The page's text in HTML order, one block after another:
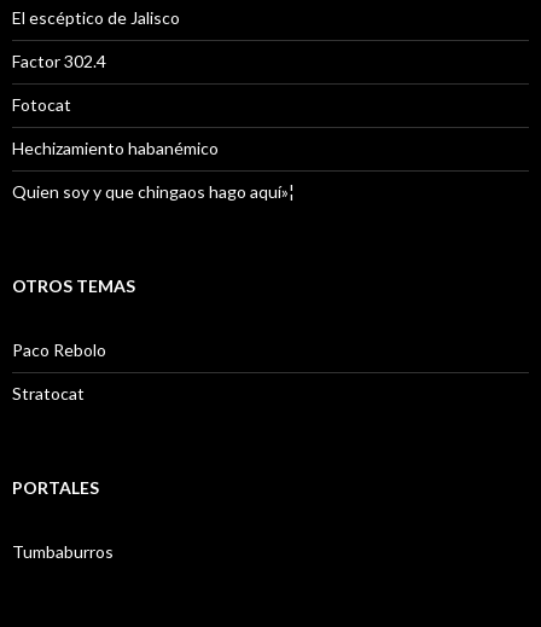
El escéptico de Jalisco
Factor 302.4
Fotocat
Hechizamiento habanémico
Quien soy y que chingaos hago aquí»¦
OTROS TEMAS
Paco Rebolo
Stratocat
PORTALES
Tumbaburros